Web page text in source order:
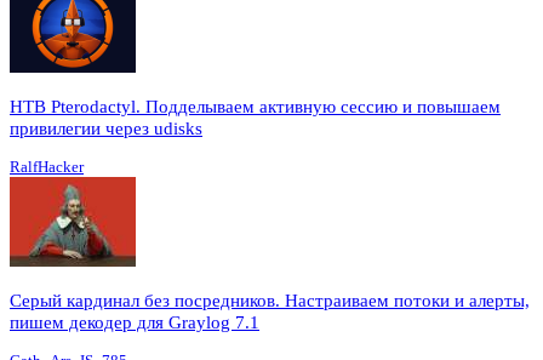
HTB Pterodactyl. Подделываем активную сессию и повышаем
привилегии через udisks
RalfHacker
Серый кардинал без посредников. Настраиваем потоки и алерты,
пишем декодер для Graylog 7.1